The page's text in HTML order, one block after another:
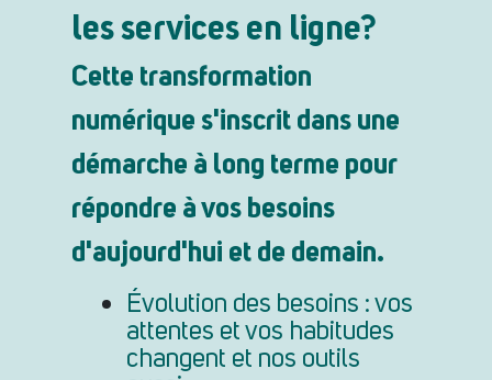
les services en ligne?
Cette transformation
numérique s'inscrit dans une
démarche à long terme pour
répondre à vos besoins
d'aujourd'hui et de demain.
Évolution des besoins : vos
attentes et vos habitudes
changent et nos outils